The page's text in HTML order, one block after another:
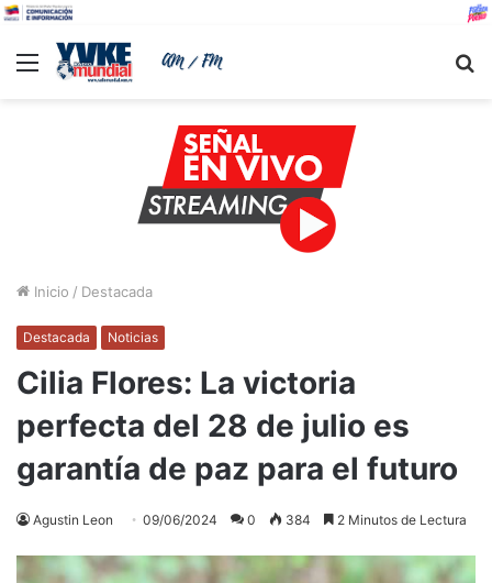
Menu
Inicio / Destacada
Destacada Noticias
Cilia Flores: La victoria
perfecta del 28 de julio es
garantía de paz para el futuro
Agustin Leon 09/06/2024 0 384 2 Minutos de Lectura